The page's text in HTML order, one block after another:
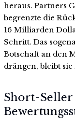
heraus. Partners
begrenzte die
16 Milliarden
Schritt. Das
Botschaft an den
drängen, bleibt sie
Short-